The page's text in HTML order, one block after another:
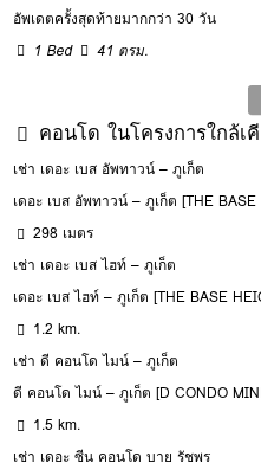
อัพเดตครั้งสุดท้ายมากกว่า 30 วัน
1 Bed
41 ตรม.
คอนโด ในโครงการใกล้เ
เช่า เดอะ เบส อัพทาวน์ – ภูเก็ต
เดอะ เบส อัพทาวน์ – ภูเก็ต [THE
298 เมตร
เช่า เดอะ เบส ไฮท์ – ภูเก็ต
เดอะ เบส ไฮท์ – ภูเก็ต [THE BASE
1.2 km.
เช่า ดี คอนโด ไมน์ – ภูเก็ต
ดี คอนโด ไมน์ – ภูเก็ต [D CONDO
1.5 km.
เช่า เดอะ ซีน คอนโด บาย รัชพร